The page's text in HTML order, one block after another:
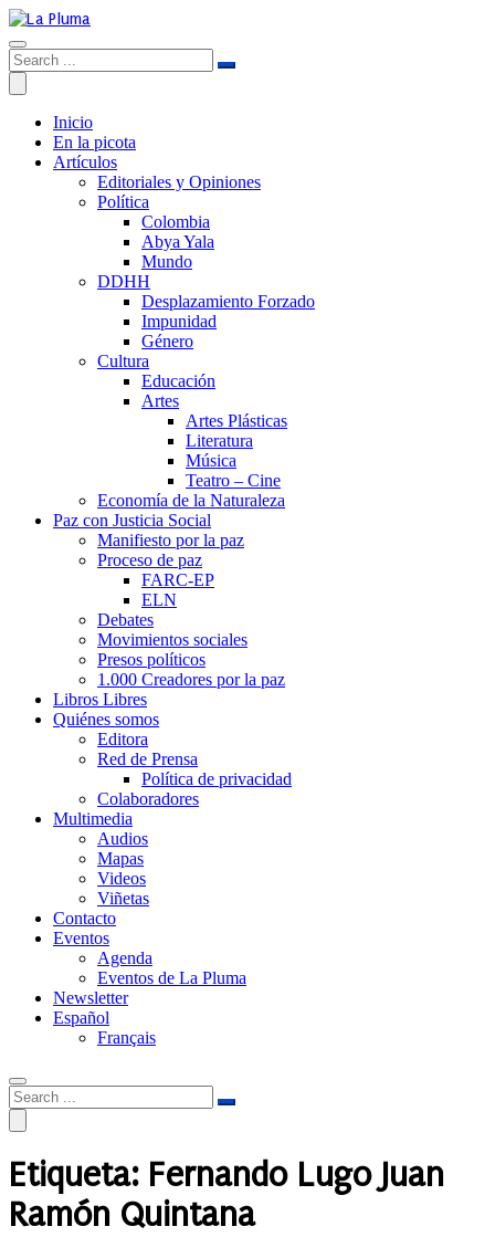
Inicio
En la picota
Artículos
Editoriales y Opiniones
Política
Colombia
Abya Yala
Mundo
DDHH
Desplazamiento Forzado
Impunidad
Género
Cultura
Educación
Artes
Artes Plásticas
Literatura
Música
Teatro – Cine
Economía de la Naturaleza
Paz con Justicia Social
Manifiesto por la paz
Proceso de paz
FARC-EP
ELN
Debates
Movimientos sociales
Presos políticos
1.000 Creadores por la paz
Libros Libres
Quiénes somos
Editora
Red de Prensa
Política de privacidad
Colaboradores
Multimedia
Audios
Mapas
Videos
Viñetas
Contacto
Eventos
Agenda
Eventos de La Pluma
Newsletter
Español
Français
Etiqueta: Fernando Lugo Juan
Ramón Quintana